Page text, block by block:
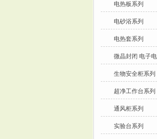
电热板系列
电砂浴系列
电热套系列
微晶封闭 电子
生物安全柜系列
超净工作台系列
通风柜系列
实验台系列